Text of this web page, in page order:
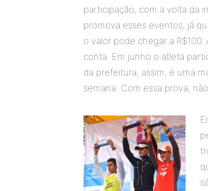
participação, com a volta da
promova esses eventos, já
o valor pode chegar a
conta. Em junho o atleta
da prefeitura, assim, é uma
semana. Com essa prova,